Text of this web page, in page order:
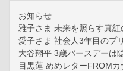
お知らせ
雅子さま 未来を照らす真紅
愛子さま 社会人3年目のプ
大谷翔平 3歳バースデーは
目黒蓮 めめレターFROMカ